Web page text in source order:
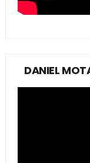
DANIEL